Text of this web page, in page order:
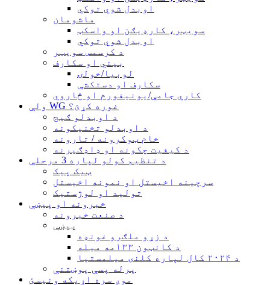
اوبدل شوي توکي
ماشومان
سویټر، کارډیګن او واسکټ
اوبدل شوي توکي
د کرسمس سویټر
بیني او سکارف
لوبیا/خولۍ
سکارف او دستکشې
کاري جامې/یونیفورم او څاروي
ولې WG غوره کړئ؟
د اوبدلو ګیج
د اوبدلو تخنیکونه
خام ټوکرونه / تارونه
د کیفیت چکونه او ډاډګیرنه
د تنظیم کولو لپاره 3 مرحلې
ټیک پیک
سرچینه اخیستل او نمونه اخیستل
تولید او لوژستیک
خبرونه او پیښې
د صنعت خبرونه
پیښې
د زړو ملګرو غونډه
د کانټون ۱۳۳مه میله
د ۲۰۲۴ کال لپاره کلنۍ میلمستیا
پرله پسې پوښتنې
موږ سره اړیکه ونیسئ